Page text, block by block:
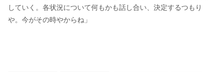
していく。各状況について何もかも話し合い、決定するつもり
や。今がその時やからね」